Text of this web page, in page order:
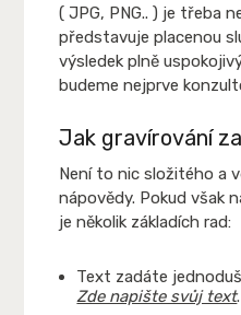
( JPG, PNG.. ) je třeba
představuje placenou
výsledek plně
budeme nejprve
Jak gravírování
Není to nic složitého a
nápovědy. Pokud však
je několik základích rad:
Text zadáte
Zde napište svůj text.